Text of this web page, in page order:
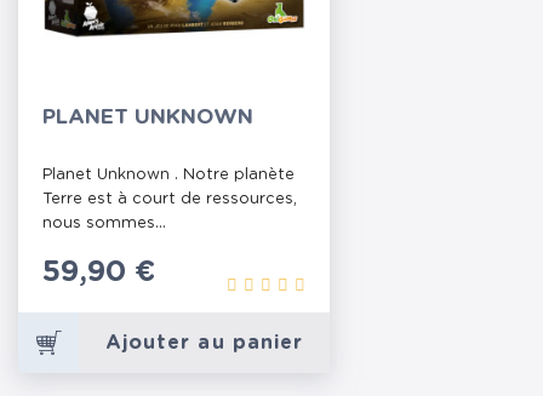
PLANET UNKNOWN
Planet Unknown . Notre planète
Terre est à court de ressources,
nous sommes...
Prix
59,90 €
Ajouter au panier